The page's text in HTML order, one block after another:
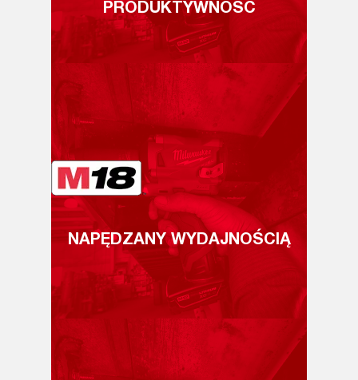
PRODUKTYWNOŚĆ
NAPĘDZANY WYDAJNOŚCIĄ